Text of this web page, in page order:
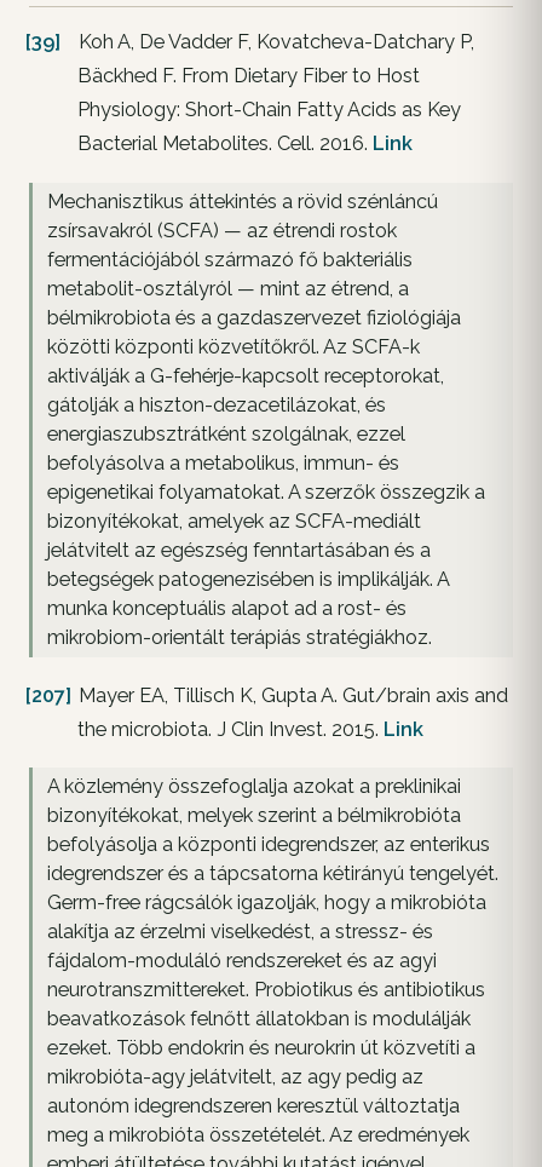
[39]
Koh A, De Vadder F, Kovatcheva-Datchary P,
Bäckhed F. From Dietary Fiber to Host
Physiology: Short-Chain Fatty Acids as Key
Bacterial Metabolites. Cell. 2016. Link
Mechanisztikus áttekintés a rövid szénláncú
zsírsavakról (SCFA) — az étrendi rostok
fermentációjából származó fő bakteriális
metabolit-osztályról — mint az étrend, a
bélmikrobiota és a gazdaszervezet fiziológiája
közötti központi közvetítőkről. Az SCFA-k
aktiválják a G-fehérje-kapcsolt receptorokat,
gátolják a hiszton-dezacetilázokat, és
energiaszubsztrátként szolgálnak, ezzel
befolyásolva a metabolikus, immun- és
epigenetikai folyamatokat. A szerzők összegzik a
bizonyítékokat, amelyek az SCFA-mediált
jelátvitelt az egészség fenntartásában és a
betegségek patogenezisében is implikálják. A
munka konceptuális alapot ad a rost- és
mikrobiom-orientált terápiás stratégiákhoz.
[207] Mayer EA, Tillisch K, Gupta A. Gut/brain axis and
the microbiota. J Clin Invest. 2015. Link
A közlemény összefoglalja azokat a preklinikai
bizonyítékokat, melyek szerint a bélmikrobióta
befolyásolja a központi idegrendszer, az enterikus
idegrendszer és a tápcsatorna kétirányú tengelyét.
Germ-free rágcsálók igazolják, hogy a mikrobióta
alakítja az érzelmi viselkedést, a stressz- és
fájdalom-moduláló rendszereket és az agyi
neurotranszmittereket. Probiotikus és antibiotikus
beavatkozások felnőtt állatokban is modulálják
ezeket. Több endokrin és neurokrin út közvetíti a
mikrobióta-agy jelátvitelt, az agy pedig az
autonóm idegrendszeren keresztül változtatja
meg a mikrobióta összetételét. Az eredmények